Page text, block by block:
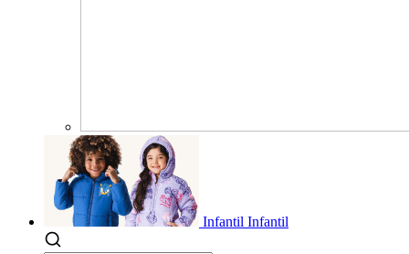
Infantil Infantil